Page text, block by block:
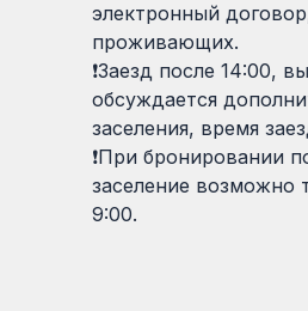
электронный
проживающих.
❗Заезд после 14:00,
обсуждается
заселения, время
❗При бронировании
заселение возможно
9:00.